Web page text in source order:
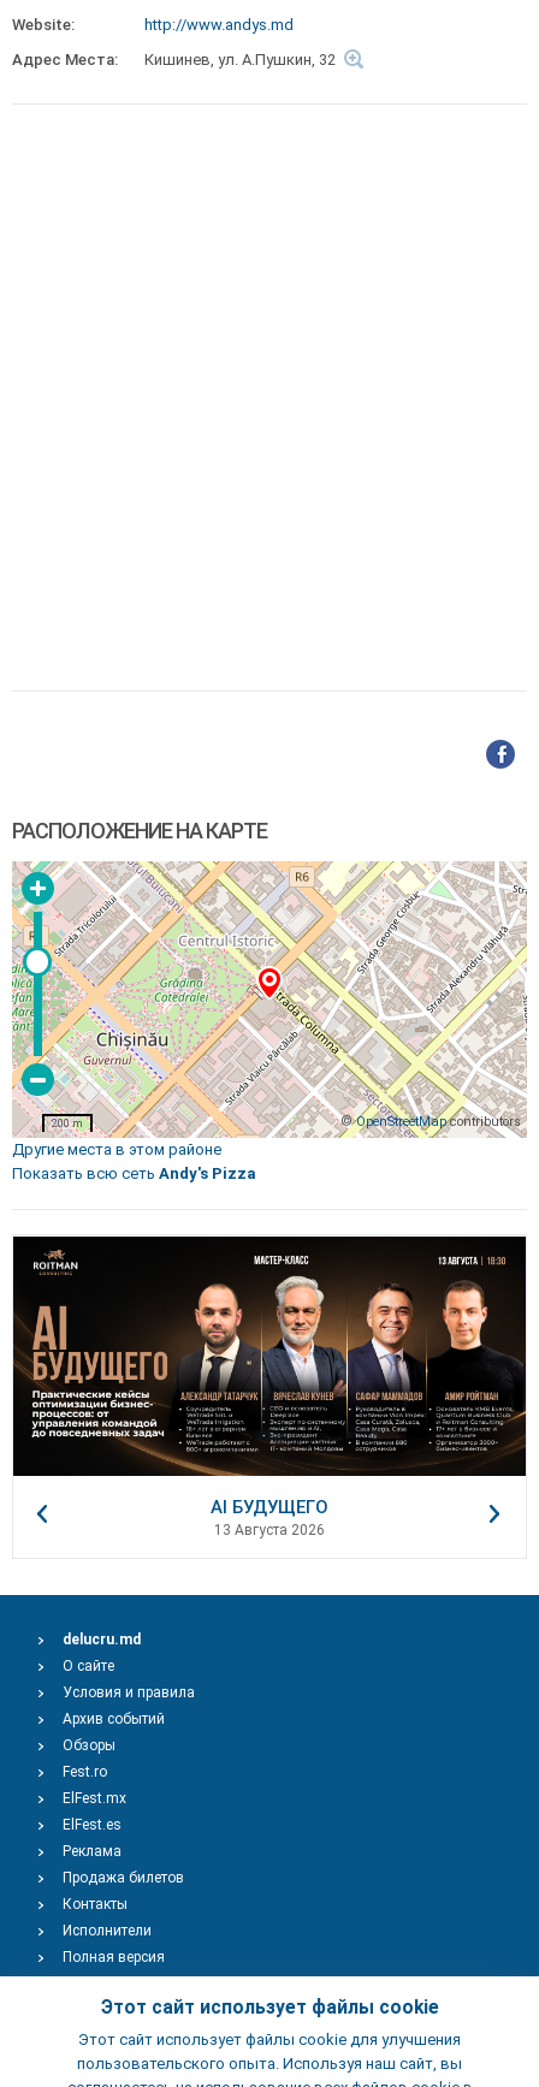
Website:
http://www.andys.md
Адрес Места:
Кишинев, ул. А.Пушкин, 32
РАСПОЛОЖЕНИЕ НА КАРТЕ
©OpenStreetMapcontributors
200 m
Другие места в этом районе
Показать всю сеть Andy's Pizza
AI БУДУЩЕГО
13 Августа 2026
Этот сайт использует файлы cookie
Этот сайт использует файлы cookie для улучшения
пользовательского опыта. Используя наш сайт, вы
delucru.md
О сайте
Условия и правила
Архив событий
Обзоры
Fest.ro
ElFest.mx
ElFest.es
Реклама
Продажа билетов
Контакты
Исполнители
Полная версия
Добавить Событие